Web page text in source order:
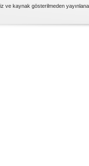
ve kaynak gösterilmeden